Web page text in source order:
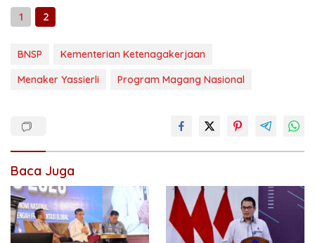
1
2
BNSP
Kementerian Ketenagakerjaan
Menaker Yassierli
Program Magang Nasional
Baca Juga